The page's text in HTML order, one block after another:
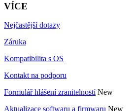
VÍCE
Nejčastější dotazy
Záruka
Kompatibilita s OS
Kontakt na podporu
Formulář hlášení zranitelností New
Aktualizace softwaru a firmwaru New